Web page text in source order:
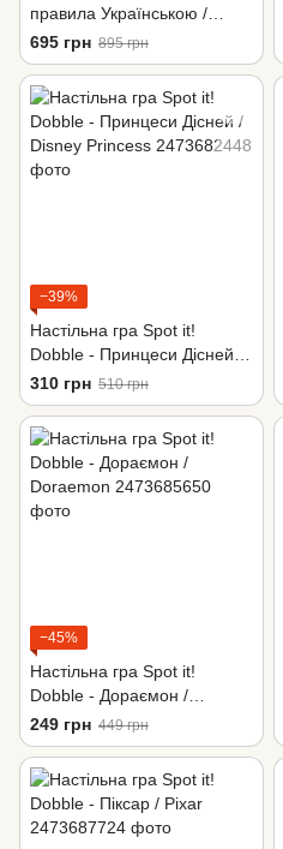
правила Українською /
Splendor
695 грн 895 грн
−39%
Настільна гра Spot it!
Dobble - Принцеси Дісней /
Disney Princess
310 грн 510 грн
−45%
Настільна гра Spot it!
Dobble - Дораємон /
Doraemon
249 грн 449 грн